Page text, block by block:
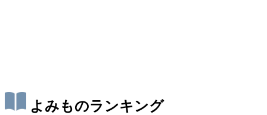
よみものランキング